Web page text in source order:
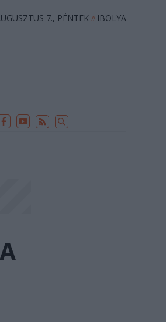
7., PÉNTEK //IBOLYA